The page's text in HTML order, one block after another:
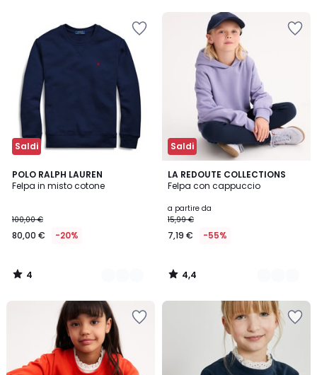
50%
sconto
applicato.
Saldi
POLO RALPH LAUREN
Felpa in misto cotone
100,00 €
80,00 € -20%
4
/
3
Colori
4
/
Saldi
LA REDOUTE COLLECTIONS
Felpa con cappuccio
a partire da
15,99 €
7,19 € -55%
4,4
/ 5
2
Colori
4,4
/